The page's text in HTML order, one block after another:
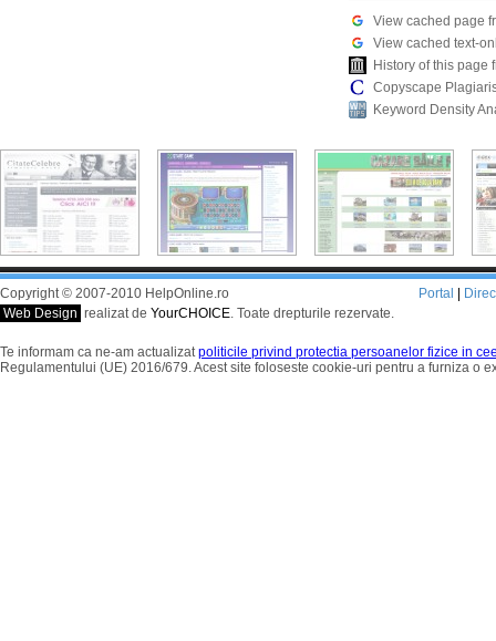
View cached page
View cached text-
History of this page
Copyscape
Keyword Density
Copyright © 2007-2010 HelpOnline.ro
Web Design realizat de YourCHOICE. Toate drepturile rezervate.
Portal
Te informam ca ne-am actualizatpoliticile privind protectia persoanelor fizice in
Regulamentului (UE) 2016/679. Acest site foloseste cookie-uri pentru a furniza o